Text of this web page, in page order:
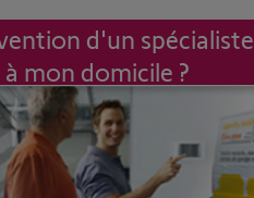
d'un spécialiste
à mon domicile ?